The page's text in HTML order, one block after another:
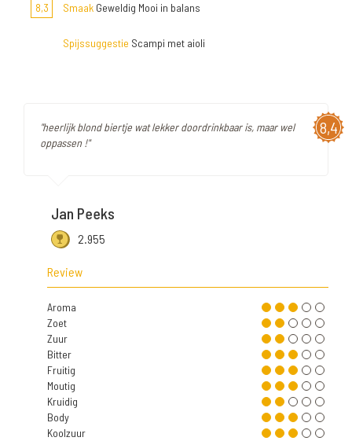
8,3 Smaak Geweldig Mooi in balans
Spijssuggestie Scampi met aioli
8,4
"heerlijk blond biertje wat lekker doordrinkbaar is, maar wel
oppassen !"
Jan Peeks
2.955
Review
Aroma
Zoet
Zuur
Bitter
Fruitig
Moutig
Kruidig
Body
Koolzuur